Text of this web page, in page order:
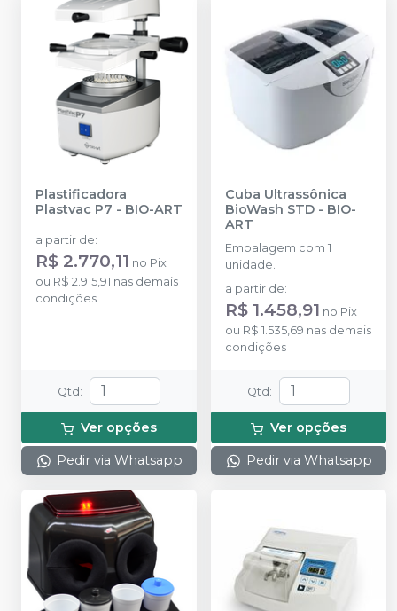
Plastificadora
Plastvac P7 - BIO-ART
a partir de:
R$ 2.770,11 no Pix
ou R$ 2.915,91 nas demais
condições
Qtd :
Ver opções
Pedir via Whatsapp
Cuba Ultrassônica
BioWash STD - BIO-
ART
Embalagem com 1
unidade.
a partir de:
R$ 1.458,91 no Pix
ou R$ 1.535,69 nas demais
condições
Qtd :
Ver opções
Pedir via Whatsapp